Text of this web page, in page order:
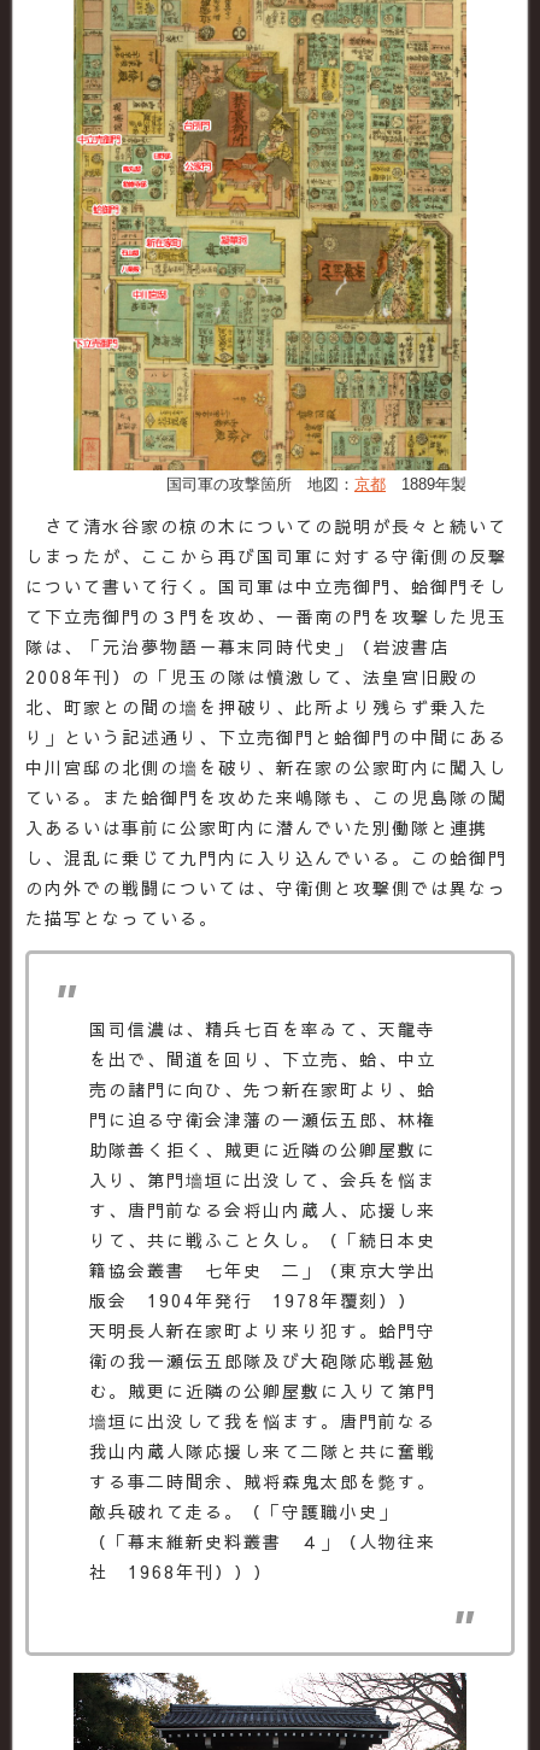
国司軍の攻撃箇所 地図： 京都 1889年製
さて清水谷家の椋の木についての説明が長々と続いて
しまったが、ここから再び国司軍に対する守衛側の反撃
について書いて行く。国司軍は中立売御門、蛤御門そし
て下立売御門の３門を攻め、一番南の門を攻撃した児玉
隊は、「元治夢物語－幕末同時代史」（岩波書店
2008年刊）の「児玉の隊は憤激して、法皇宮旧殿の
北、町家との間の墻を押破り、此所より残らず乗入た
り」という記述通り、下立売御門と蛤御門の中間にある
中川宮邸の北側の墻を破り、新在家の公家町内に闖入し
ている。また蛤御門を攻めた来嶋隊も、この児島隊の闖
入あるいは事前に公家町内に潜んでいた別働隊と連携
し、混乱に乗じて九門内に入り込んでいる。この蛤御門
の内外での戦闘については、守衛側と攻撃側では異なっ
た描写となっている。
国司信濃は、精兵七百を率ゐて、天龍寺
を出で、間道を回り、下立売、蛤、中立
売の諸門に向ひ、先つ新在家町より、蛤
門に迫る守衛会津藩の一瀬伝五郎、林権
助隊善く拒く、賊更に近隣の公卿屋敷に
入り、第門墻垣に出没して、会兵を悩ま
す、唐門前なる会将山内蔵人、応援し来
りて、共に戦ふこと久し。（「続日本史
籍協会叢書 七年史 二」（東京大学出
版会 1904年発行 1978年覆刻））
天明長人新在家町より来り犯す。蛤門守
衛の我一瀬伝五郎隊及び大砲隊応戦甚勉
む。賊更に近隣の公卿屋敷に入りて第門
墻垣に出没して我を悩ます。唐門前なる
我山内蔵人隊応援し来て二隊と共に奮戦
する事二時間余、賊将森鬼太郎を斃す。
敵兵破れて走る。（「守護職小史」
（「幕末維新史料叢書 ４」（人物往来
社 1968年刊）））